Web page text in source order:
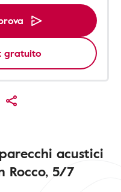
gratuito
acustici
Rocco, 5/7